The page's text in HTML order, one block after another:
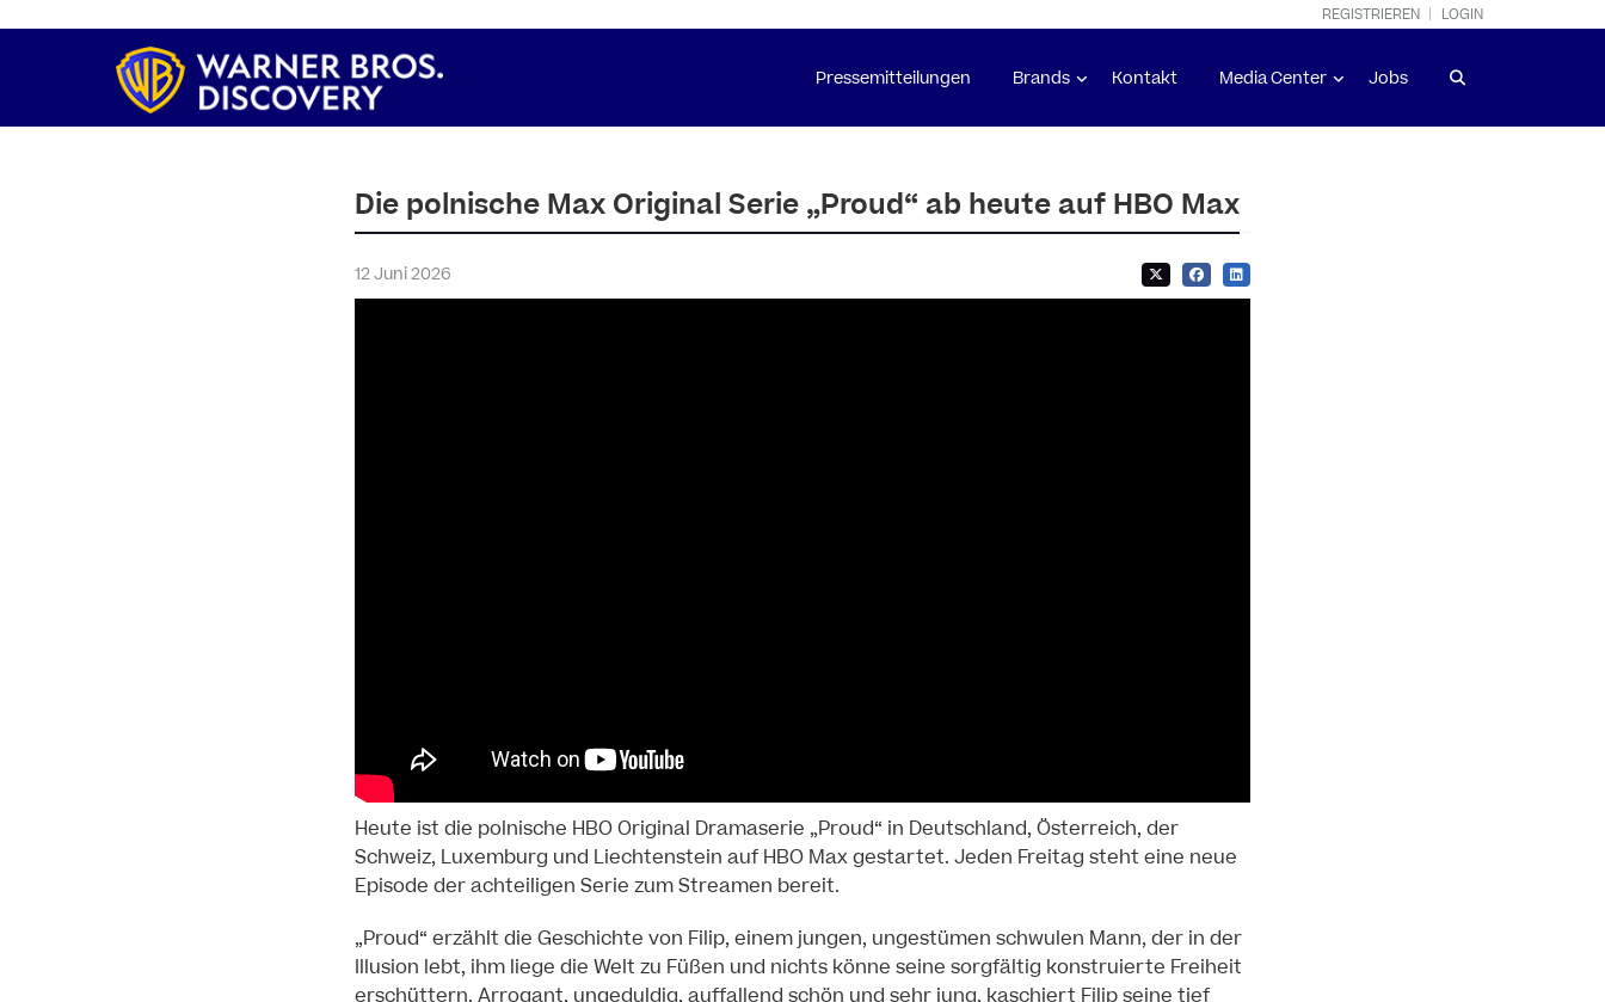
REGISTRIEREN LOGIN
Pressemitteilungen Brands Kontakt Media Center Jobs
Die polnische Max Original Serie „Proud“ ab heute auf HBO Max
12 Juni 2026
Heute ist die polnische HBO Original Dramaserie „Proud“ in Deutschland, Österreich, der
Schweiz, Luxemburg und Liechtenstein auf HBO Max gestartet. Jeden Freitag steht eine neue
Episode der achteiligen Serie zum Streamen bereit.
„Proud“ erzählt die Geschichte von Filip, einem jungen, ungestümen schwulen Mann, der in der
Illusion lebt, ihm liege die Welt zu Füßen und nichts könne seine sorgfältig konstruierte Freiheit
erschüttern. Arrogant, ungeduldig, auffallend schön und sehr jung, kaschiert Filip seine tief